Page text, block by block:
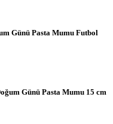
Günü Pasta Mumu Futbol
Günü Pasta Mumu 15 cm